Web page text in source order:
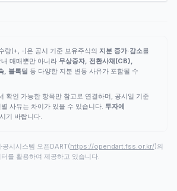
량(+, -)은 공시 기준 보유주식의 지분 증가·감소를
매매뿐만 아니라 무상증자, 전환사채(CB),
, 블록딜 등 다양한 지분 변동 사유가 포함될 수
확인 가능한 항목만 참고로 연결하며, 공시일 기준
사유는 차이가 있을 수 있습니다. 투자에
기 바랍니다.
시시스템 오픈DART(https://opendart.fss.or.kr/)의
를 활용하여 제공하고 있습니다.